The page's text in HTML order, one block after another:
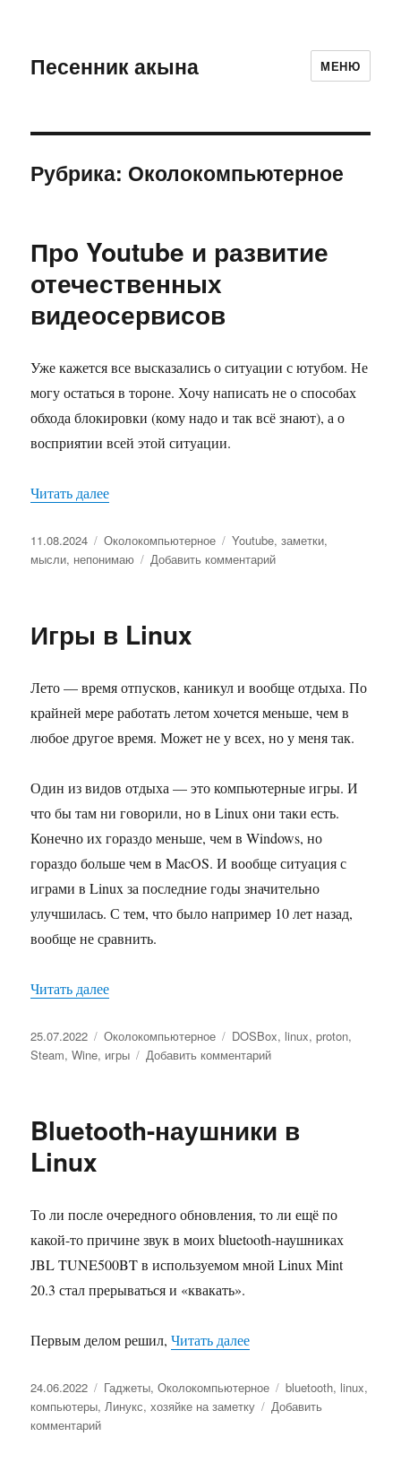
Песенник акына МЕНЮ
Рубрика: Околокомпьютерное
Про Youtube и развитие
отечественных
видеосервисов
Уже кажется все высказались о ситуации с ютубом. Не
могу остаться в тороне. Хочу написать не о способах
обхода блокировки (кому надо и так всё знают), а о
восприятии всей этой ситуации.
Читать далее
Опубликовано
11.08.2024 Рубрики
Околокомпьютерное Метки
Youtube,заметки,
мысли, непонимаю Добавить комментарий
видеосервисов
Игры в Linux
Лето — время отпусков, каникул и вообще отдыха. По
крайней мере работать летом хочется меньше, чем в
любое другое время. Может не у всех, но у меня так.
Один из видов отдыха — это компьютерные игры. И
что бы там ни говорили, но в Linux они таки есть.
Конечно их гораздо меньше, чем в Windows, но
гораздо больше чем в MacOS. И вообще ситуация с
играми в Linux за последние годы значительно
улучшилась. С тем, что было например 10 лет назад,
вообще не сравнить.
Читать далее
Опубликовано
25.07.2022 Рубрики
Околокомпьютерное Метки
DOSBox, linux,proton,
Steam,Wine, игры Добавить комментарий
Linux
Bluetooth-наушники в
Linux
То ли после очередного обновления, то ли ещё по
какой-то причине звук в моих bluetooth-наушниках
JBL TUNE500BT в используемом мной Linux Mint
20.3 стал прерываться и «квакать».
Первым делом решил,Читать далее
Опубликовано
24.06.2022 Рубрики
Гаджеты,Околокомпьютерное Метки
bluetooth, linux,
компьютеры,Линукс,хозяйке на заметку
Добавить
комментарий